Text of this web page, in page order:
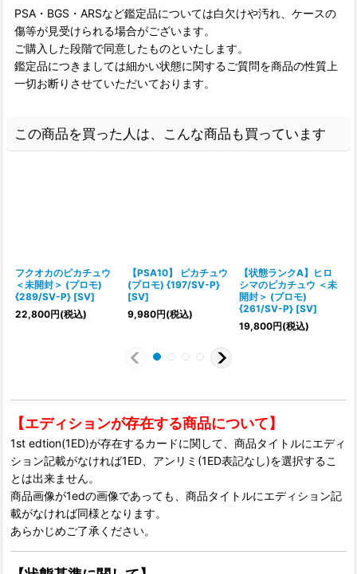
PSA・BGS・ARSなど鑑定品については白欠けや汚れ、ケースの
傷等が見受けられる場合がございます。
ご購入した段階で同意したものといたします。
鑑定品につきましては細かい状態に関するご質問を商品の性質上
一切お断りさせていただいております。
この商品を買った人は、こんな商品も買っています
フクオカのピカチュウ
＜未開封＞ (プロモ)
{289/SV-P} [SV]
22,800円(税込)
【PSA10】 ピカチュウ
(プロモ) {197/SV-P}
[SV]
9,980円(税込)
【状態ランクA】ヒロ
シマのピカチュウ ＜未
開封＞ (プロモ)
{261/SV-P} [SV]
19,800円(税込)
【エディションが存在する商品について】
1st edtion(1ED)が存在するカードに関して、商品タイトルにエディ
ション記載がなければ1ED、アンリミ(1ED表記なし)を選択するこ
とは出来ません。
商品画像が1edの画像であっても、商品タイトルにエディション記
載がなければ同様となります。
あらかじめご了承ください。